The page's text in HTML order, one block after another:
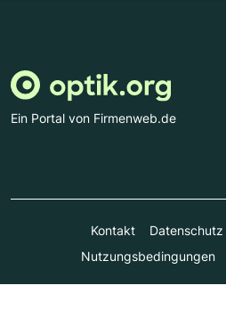
Ein Portal von Firmenweb.de
Kontakt Datenschutz
Nutzungsbedingungen